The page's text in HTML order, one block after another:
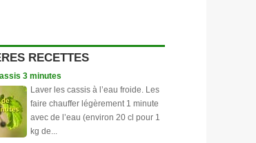
RECETTES
3 minutes
Laver les cassis à l’eau froide. Les
faire chauffer légèrement 1 minute
avec de l’eau (environ 20 cl pour 1
kg de...